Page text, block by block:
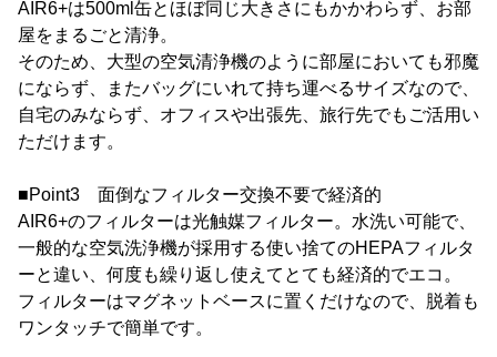
AIR6+は500ml缶とほぼ同じ大きさにもかかわらず、お部
屋をまるごと清浄。
そのため、大型の空気清浄機のように部屋においても邪魔
にならず、またバッグにいれて持ち運べるサイズなので、
自宅のみならず、オフィスや出張先、旅行先でもご活用い
ただけます。
■Point3 面倒なフィルター交換不要で経済的
AIR6+のフィルターは光触媒フィルター。水洗い可能で、
一般的な空気洗浄機が採用する使い捨てのHEPAフィルタ
ーと違い、何度も繰り返し使えてとても経済的でエコ。
フィルターはマグネットベースに置くだけなので、脱着も
ワンタッチで簡単です。